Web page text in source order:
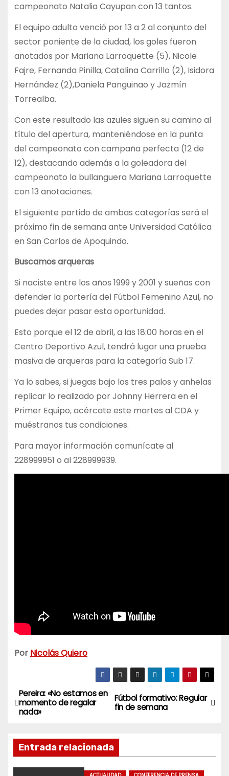
campeonato Natalia Cayupan con 13 tantos.
El equipo adulto venció por 13 a 2 al conjunto del
sector poniente de la ciudad, los goles fueron
anotados por Mariana Larroquette (5), Nicole
Fajre, Fernanda Pinilla, Catalina Carrillo (2), Isidora
Hernández (2),Daniela Panguinao y Jazmín
Torrealba.
Con este resultado las azules siguen su camino al
título del apertura, manteniéndose en la punta
del campeonato con campaña perfecta (12 de
12), destacando además a la goleadora del
campeonato la bullanguera Mariana Larroquette
con 13 anotaciones.
El siguiente partido de ambas categorías será el
próximo fin de semana ante Universidad Católica
en San Carlos de Apoquindo.
Buscamos arqueras
Si naciste entre los años 1999 y 2001 y sueñas con
defender la portería del Fútbol Femenino Azul, no
puedes dejar pasar esta oportunidad.
Esto porque el 12 de abril, a las 18:00 horas en el
Centro Deportivo Azul, tendrá lugar una prueba
masiva de arqueras para la categoría Sub 17.
Ya lo sabes, si juegas bajo los tres palos y anhelas
replicar lo realizado por Johnny Herrera en el
Primer Equipo, acércate este martes al CDA y
muéstranos tus condiciones.
Para mayor información comunícate al
228999951 o al 228999939.
Por Nicolás Quiero
N
a
v
e
Fútbol formativo: Regular
fin de semana
Pereira: «No estamos en
momento de regalar
nada»
Entrada relacionada